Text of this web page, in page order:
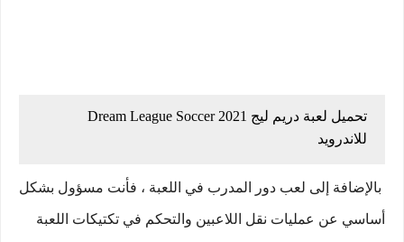
تحميل لعبة دريم ليج Dream League Soccer 2021
للاندرويد
بالإضافة إلى لعب دور المدرب في اللعبة ، فأنت مسؤول بشكل
أساسي عن عمليات نقل اللاعبين والتحكم في تكتيكات اللعبة